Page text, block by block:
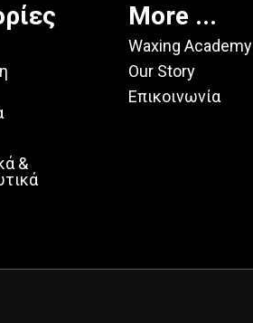
&
More ...
Waxing Academy
Our Story
Επικοινωνία